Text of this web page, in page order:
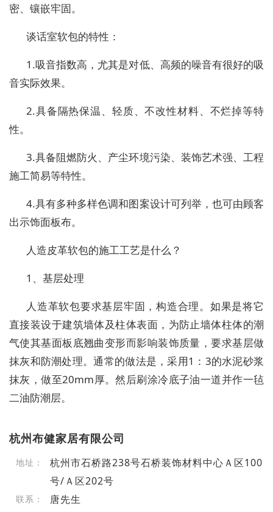
密、镶嵌牢固。
谈话室软包的特性：
1.吸音指数高，尤其是对低、高频的噪音有很好的吸
音实际效果。
2.具备隔热保温、轻质、不改性材料、不烂掉等特
性。
3.具备阻燃防火、产尘环境污染、装饰艺术强、工程
施工简易等特性。
4.具有多种多样色调和图案设计可列举，也可由顾客
出示饰面板布。
人造皮革软包的施工工艺是什么？
1、基层处理
人造革软包要求基层牢固，构造合理。如果是将它
直接装设于建筑墙体及柱体表面，为防止墙体柱体的潮
气使其基面板底翘曲变形而影响装饰质量，要求基层做
抹灰和防潮处理。通常的做法是，采用1：3的水泥砂浆
抹灰，做至20mm厚。然后刷涂冷底子油一道并作一毡
二油防潮层。
杭州布健家居有限公司
地址：
杭州市石桥路238号石桥装饰材料中心Ａ区100
号/Ａ区202号
联系： 唐先生